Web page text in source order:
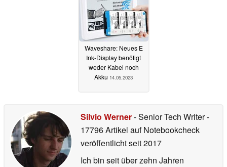
Waveshare: Neues E
Ink-Display benötigt
weder Kabel noch
Akku 14.05.2023
Silvio Werner- Senior Tech Writer-
17796 Artikel auf Notebookcheck
veröffentlichtseit 2017
Ich bin seit über zehn Jahren